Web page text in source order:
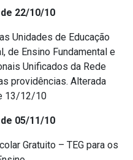
22/10/10
Unidades de Educação
de Ensino Fundamental e
Unificados da Rede
providências. Alterada
13/12/10
05/11/10
Gratuito – TEG para os